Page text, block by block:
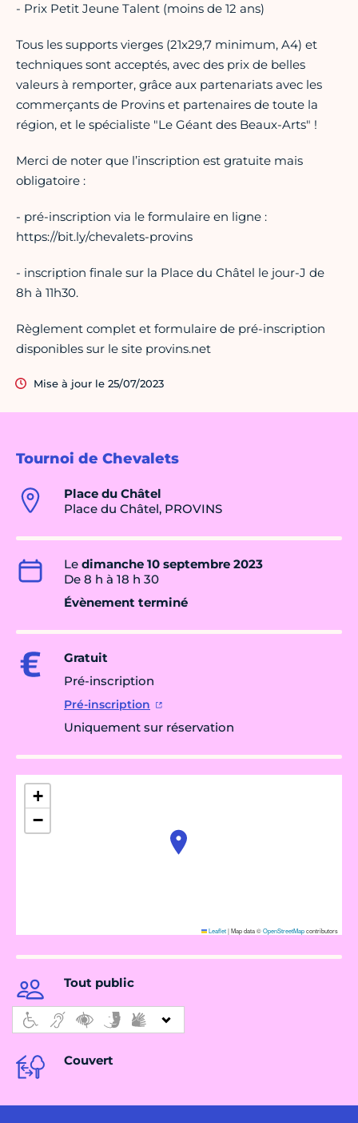
Tournoi de Chevalets
Place du Châtel
Place du Châtel, PROVINS
Le dimanche 10 septembre 2023
De 8 h à 18 h 30
Évènement terminé
Gratuit
Pré-inscription
Pré-inscription
Uniquement sur réservation
+
−
Leaflet|Map data ©OpenStreetMapcontributors
Tout public
Couvert
- Prix Petit Jeune Talent (moins de 12 ans)
Tous les supports vierges (21x29,7 minimum, A4) et
techniques sont acceptés, avec des prix de belles
valeurs à remporter, grâce aux partenariats avec les
commerçants de Provins et partenaires de toute la
région, et le spécialiste "Le Géant des Beaux-Arts" !
Merci de noter que l’inscription est gratuite mais
obligatoire :
- pré-inscription via le formulaire en ligne :
https://bit.ly/chevalets-provins
- inscription finale sur la Place du Châtel le jour-J de
8h à 11h30.
Règlement complet et formulaire de pré-inscription
disponibles sur le site provins.net
Mise à jour le 25/07/2023